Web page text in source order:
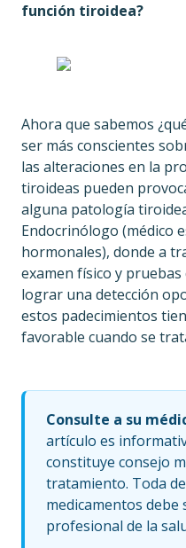
función tiroidea?
Ahora que sabemos
ser más conscientes
las alteraciones en la
tiroideas pueden
alguna patología
Endocrinólogo (médico
hormonales), donde a
examen físico y
lograr una detección
estos padecimientos
favorable cuando se
Consulte a su
artículo es
constituye consejo
tratamiento. Toda
medicamentos debe
profesional de la